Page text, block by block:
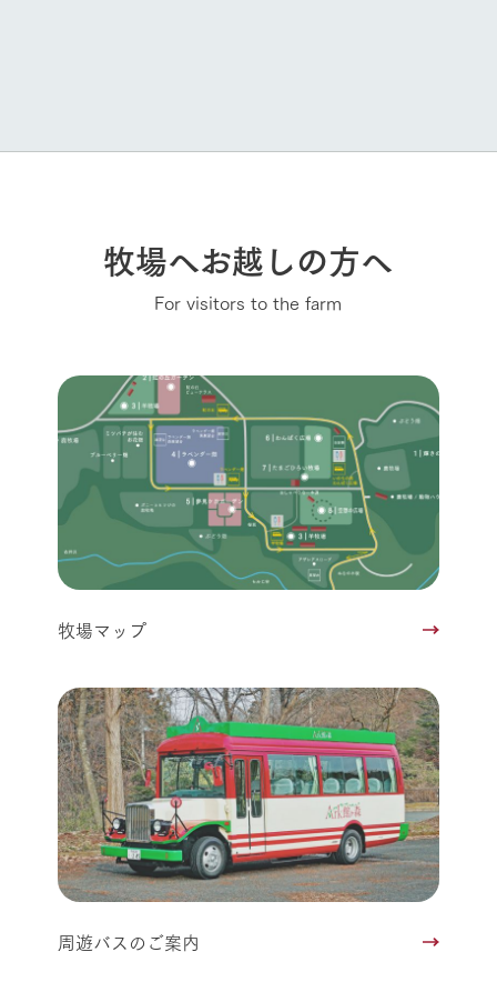
牧場へお越しの方へ
For visitors to the farm
牧場マップ
周遊バスのご案内